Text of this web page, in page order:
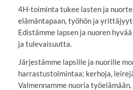
4H-toiminta tukee lasten ja
elämäntapaan, työhön ja
Edistämme lapsen ja nuoren
ja tulevaisuutta.
Järjestämme lapsille ja nuorille
harrastustoimintaa; kerhoja,
Valmennamme nuoria